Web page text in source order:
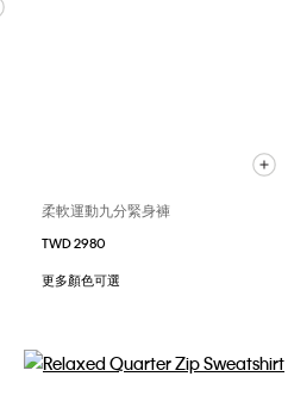
柔軟運動九分緊身褲
TWD 2980
更多顏色可選